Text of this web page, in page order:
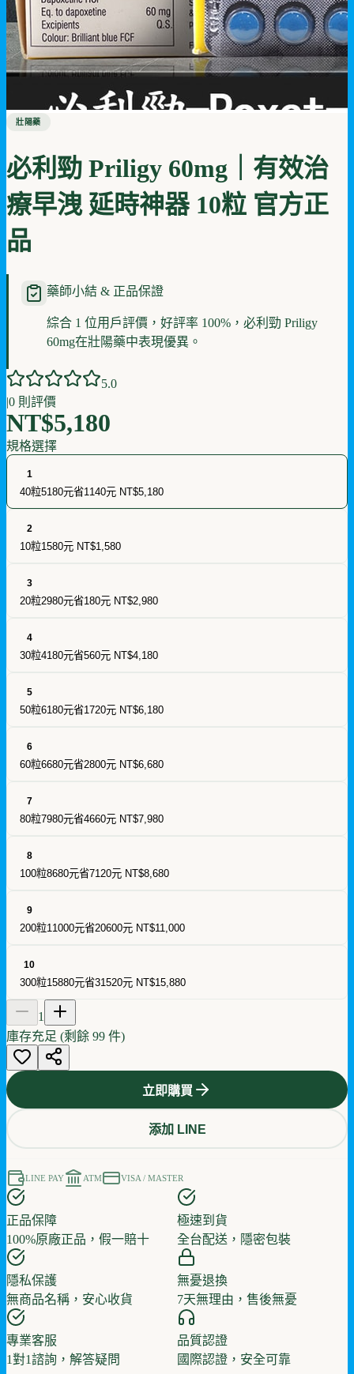
壯陽藥
必利勁 Priligy 60mg｜有效治
療早洩 延時神器 10粒 官方正
品
藥師小結 & 正品保證
綜合 1 位用戶評價，好評率 100%，必利勁 Priligy
60mg在壯陽藥中表現優異。
5.0
|0 則評價
NT$5,180
規格選擇
1
40粒5180元省1140元 NT$5,180
2
10粒1580元 NT$1,580
3
20粒2980元省180元 NT$2,980
4
30粒4180元省560元 NT$4,180
5
50粒6180元省1720元 NT$6,180
6
60粒6680元省2800元 NT$6,680
7
80粒7980元省4660元 NT$7,980
8
100粒8680元省7120元 NT$8,680
9
200粒11000元省20600元 NT$11,000
10
300粒15880元省31520元 NT$15,880
1
庫存充足 (剩餘 99 件)
立即購買
添加 LINE
LINE PAY ATM VISA / MASTER
正品保障
100%原廠正品，假一賠十
極速到貨
全台配送，隱密包裝
隱私保護
無商品名稱，安心收貨
無憂退換
7天無理由，售後無憂
專業客服
1對1諮詢，解答疑問
品質認證
國際認證，安全可靠